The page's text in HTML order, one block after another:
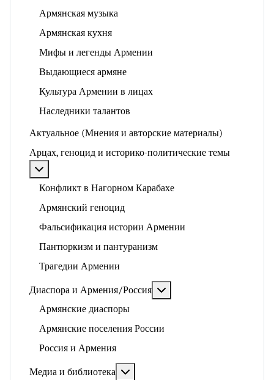
Армянская музыка
Армянская кухня
Мифы и легенды Армении
Выдающиеся армяне
Культура Армении в лицах
Наследники талантов
Актуальное (Мнения и авторские материалы)
Арцах, геноцид и историко-политические темы
Конфликт в Нагорном Карабахе
Армянский геноцид
Фальсификация истории Армении
Пантюркизм и пантуранизм
Трагедии Армении
Диаспора и Армения/Россия
Армянские диаспоры
Армянские поселения России
Россия и Армения
Медиа и библиотека